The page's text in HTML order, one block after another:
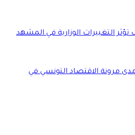
التغييرات الوزارية في المشهد
مرونة الاقتصاد التونسي في